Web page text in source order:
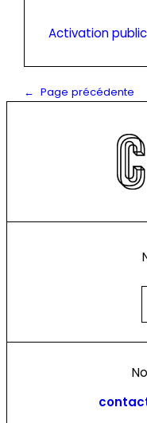
Activation
← Page précédente